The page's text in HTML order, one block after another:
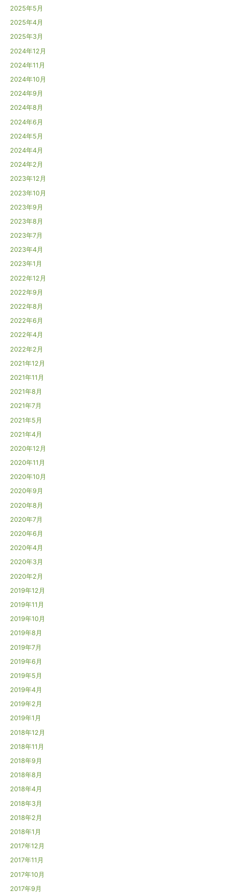
2025年5月
2025年4月
2025年3月
2024年12月
2024年11月
2024年10月
2024年9月
2024年8月
2024年6月
2024年5月
2024年4月
2024年2月
2023年12月
2023年10月
2023年9月
2023年8月
2023年7月
2023年4月
2023年1月
2022年12月
2022年9月
2022年8月
2022年6月
2022年4月
2022年2月
2021年12月
2021年11月
2021年8月
2021年7月
2021年5月
2021年4月
2020年12月
2020年11月
2020年10月
2020年9月
2020年8月
2020年7月
2020年6月
2020年4月
2020年3月
2020年2月
2019年12月
2019年11月
2019年10月
2019年8月
2019年7月
2019年6月
2019年5月
2019年4月
2019年2月
2019年1月
2018年12月
2018年11月
2018年9月
2018年8月
2018年4月
2018年3月
2018年2月
2018年1月
2017年12月
2017年11月
2017年10月
2017年9月